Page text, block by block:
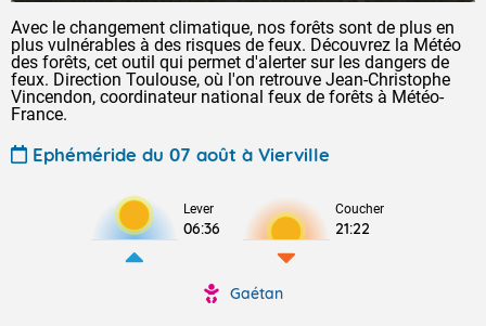
Avec le changement climatique, nos forêts sont de plus en
plus vulnérables à des risques de feux. Découvrez la Météo
des forêts, cet outil qui permet d'alerter sur les dangers de
feux. Direction Toulouse, où l'on retrouve Jean-Christophe
Vincendon, coordinateur national feux de forêts à Météo-
France.
Ephéméride du 07 août à Vierville
Lever
06:36
Coucher
21:22
Gaétan